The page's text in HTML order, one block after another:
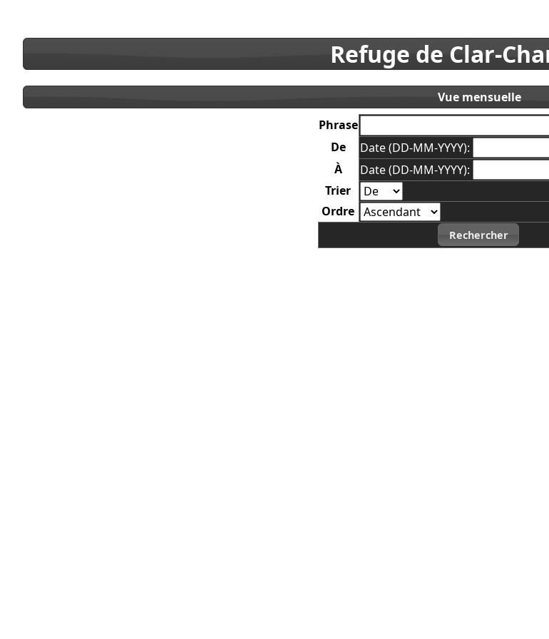
Refuge de Clar-
Vue mensuelle
Phrase
De
Date (DD-MM-YYYY):
À
Date (DD-MM-YYYY):
Trier
Ordre